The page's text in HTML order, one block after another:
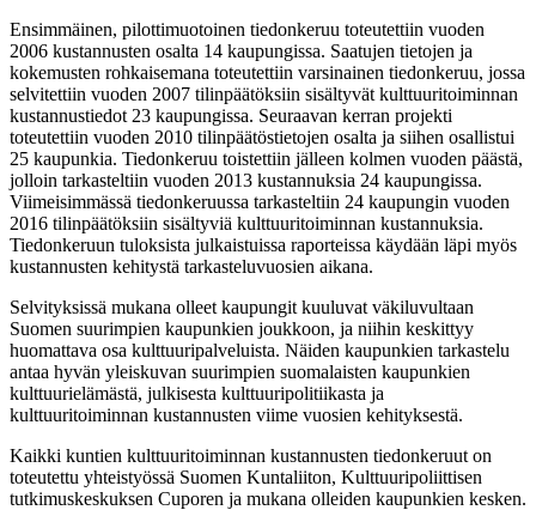
Ensimmäinen, pilottimuotoinen tiedonkeruu toteutettiin vuoden
2006 kustannusten osalta 14 kaupungissa. Saatujen tietojen ja
kokemusten rohkaisemana toteutettiin varsinainen tiedonkeruu, jossa
selvitettiin vuoden 2007 tilinpäätöksiin sisältyvät kulttuuritoiminnan
kustannustiedot 23 kaupungissa. Seuraavan kerran projekti
toteutettiin vuoden 2010 tilinpäätöstietojen osalta ja siihen osallistui
25 kaupunkia. Tiedonkeruu toistettiin jälleen kolmen vuoden päästä,
jolloin tarkasteltiin vuoden 2013 kustannuksia 24 kaupungissa.
Viimeisimmässä tiedonkeruussa tarkasteltiin 24 kaupungin vuoden
2016 tilinpäätöksiin sisältyviä kulttuuritoiminnan kustannuksia.
Tiedonkeruun tuloksista julkaistuissa raporteissa käydään läpi myös
kustannusten kehitystä tarkasteluvuosien aikana.
Selvityksissä mukana olleet kaupungit kuuluvat väkiluvultaan
Suomen suurimpien kaupunkien joukkoon, ja niihin keskittyy
huomattava osa kulttuuripalveluista. Näiden kaupunkien tarkastelu
antaa hyvän yleiskuvan suurimpien suomalaisten kaupunkien
kulttuurielämästä, julkisesta kulttuuripolitiikasta ja
kulttuuritoiminnan kustannusten viime vuosien kehityksestä.
Kaikki kuntien kulttuuritoiminnan kustannusten tiedonkeruut on
toteutettu yhteistyössä Suomen Kuntaliiton, Kulttuuripoliittisen
tutkimuskeskuksen Cuporen ja mukana olleiden kaupunkien kesken.